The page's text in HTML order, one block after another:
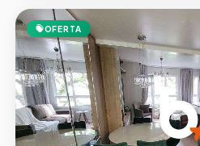
OFERTA